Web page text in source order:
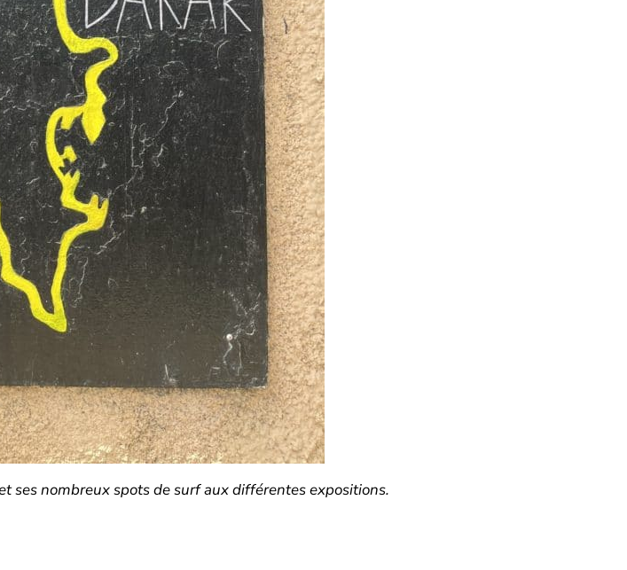
ses nombreux spots de surf aux différentes expositions.